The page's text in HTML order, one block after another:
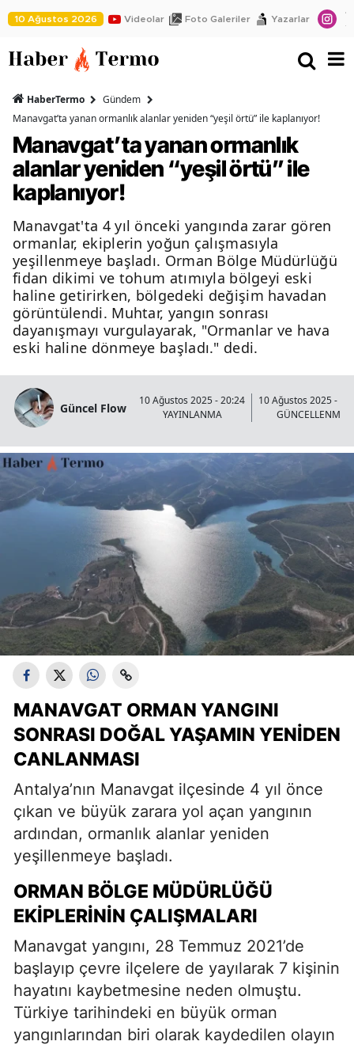
10 Ağustos 2026 Videolar Foto Galeriler Yazarlar
HaberTermo
Gündem
Manavgat’ta yanan ormanlık alanlar yeniden “yeşil örtü” ile kaplanıyor!
Manavgat’ta yanan ormanlık
alanlar yeniden “yeşil örtü” ile
kaplanıyor!
Manavgat'ta 4 yıl önceki yangında zarar gören
ormanlar, ekiplerin yoğun çalışmasıyla
yeşillenmeye başladı. Orman Bölge Müdürlüğü
fidan dikimi ve tohum atımıyla bölgeyi eski
haline getirirken, bölgedeki değişim havadan
görüntülendi. Muhtar, yangın sonrası
dayanışmayı vurgulayarak, "Ormanlar ve hava
eski haline dönmeye başladı." dedi.
Güncel Flow
10 Ağustos 2025 - 20:24
YAYINLANMA
10 Ağustos 2025 -
GÜNCELLENME
MANAVGAT ORMAN YANGINI
SONRASI DOĞAL YAŞAMIN YENIDEN
CANLANMASI
Antalya’nın Manavgat ilçesinde 4 yıl önce
çıkan ve büyük zarara yol açan yangının
ardından, ormanlık alanlar yeniden
yeşillenmeye başladı.
ORMAN BÖLGE MÜDÜRLÜĞÜ
EKIPLERININ ÇALIŞMALARI
Manavgat yangını, 28 Temmuz 2021’de
başlayıp çevre ilçelere de yayılarak 7 kişinin
hayatını kaybetmesine neden olmuştu.
Türkiye tarihindeki en büyük orman
yangınlarından biri olarak kaydedilen olayın